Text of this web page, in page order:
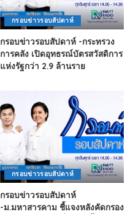
กรอบข่าวรอบสัปดาห์
กรอบข่าวรอบสัปดาห์ -กระทรวง
การคลัง เปิดอุทธรณ์บัตรสวัสดิการ
แห่งรัฐกว่า 2.9 ล้านราย
กรอบข่าวรอบสัปดาห์
กรอบข่าวรอบสัปดาห์
-ม.มหาสารคาม ชี้แจงหลังคัดกรอง